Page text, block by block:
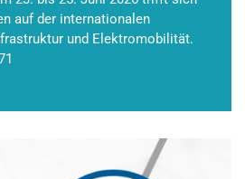
auf der internationalen
und Elektromobilität.